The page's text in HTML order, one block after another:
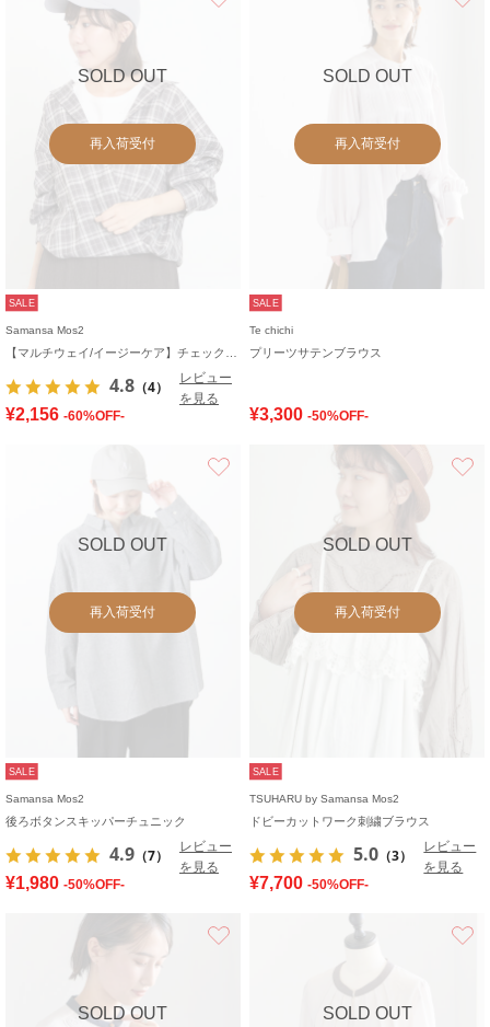
SOLD OUT
再入荷受付
SALE
Samansa Mos2
4.8 （4）
レビュー
を見る
¥2,156 -60%OFF-
SOLD OUT
再入荷受付
SALE
Te chichi
プリーツサテンブラウス
¥3,300 -50%OFF-
SOLD OUT
再入荷受付
SALE
Samansa Mos2
後ろボタンスキッパーチュニック
4.9 （7）
レビュー
を見る
¥1,980 -50%OFF-
SOLD OUT
再入荷受付
SALE
TSUHARU by Samansa Mos2
ドビーカットワーク刺繍ブラウス
5.0 （3）
レビュー
を見る
¥7,700 -50%OFF-
SOLD OUT SOLD OUT